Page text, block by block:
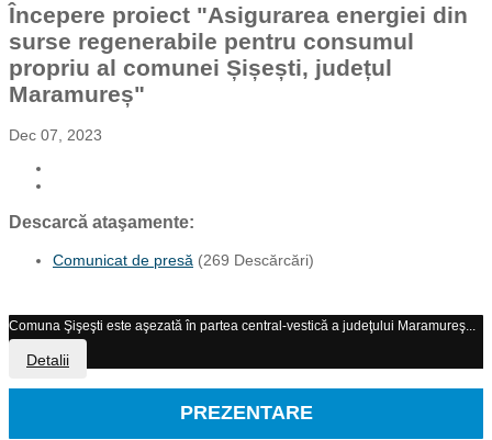
Începere proiect "Asigurarea energiei din
surse regenerabile pentru consumul
propriu al comunei Șișești, județul
Maramureș"
Dec 07, 2023
Descarcă ataşamente:
Comunicat de presă (269 Descărcări)
Comuna Şişeşti este aşezată în partea central-vestică a judeţului Maramureş...
Detalii
PREZENTARE